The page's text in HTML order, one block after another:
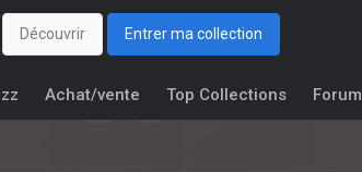
Découvrir Entrer ma collection
Achat/vente Top Collections Forum